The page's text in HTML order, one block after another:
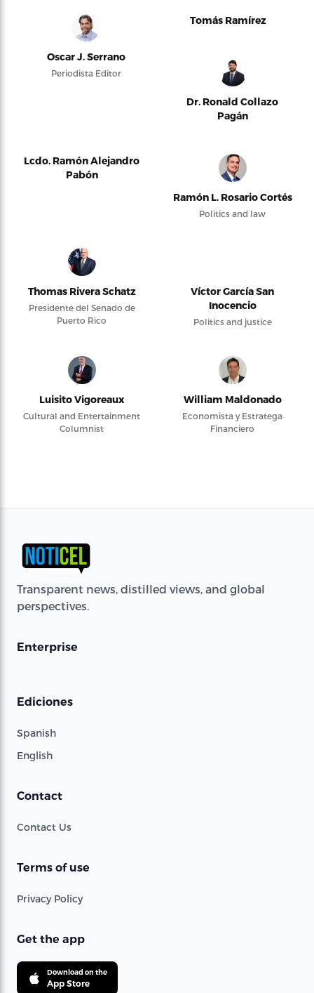
Oscar J. Serrano
Periodista Editor
Tomás Ramírez
Dr. Ronald Collazo
Pagán
Lcdo. Ramón Alejandro
Pabón
Ramón L. Rosario Cortés
Politics and law
Thomas Rivera Schatz
Presidente del Senado de
Puerto Rico
Víctor García San
Inocencio
Politics and justice
Luisito Vigoreaux
Cultural and Entertainment
Columnist
William Maldonado
Economista y Estratega
Financiero
Transparent news, distilled views, and global
perspectives.
Enterprise
Ediciones
Spanish
English
Contact
Contact Us
Terms of use
Privacy Policy
Get the app
Download on the
App Store